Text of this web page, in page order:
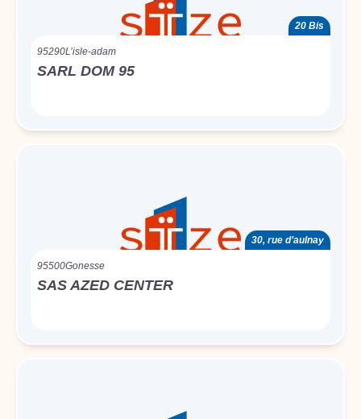
20 Bis
95290L’isle-adam
SARL DOM 95
30, rue d’aulnay
95500Gonesse
SAS AZED CENTER